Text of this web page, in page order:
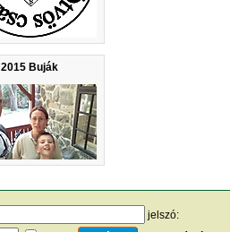
2015 Buják
jelszó: